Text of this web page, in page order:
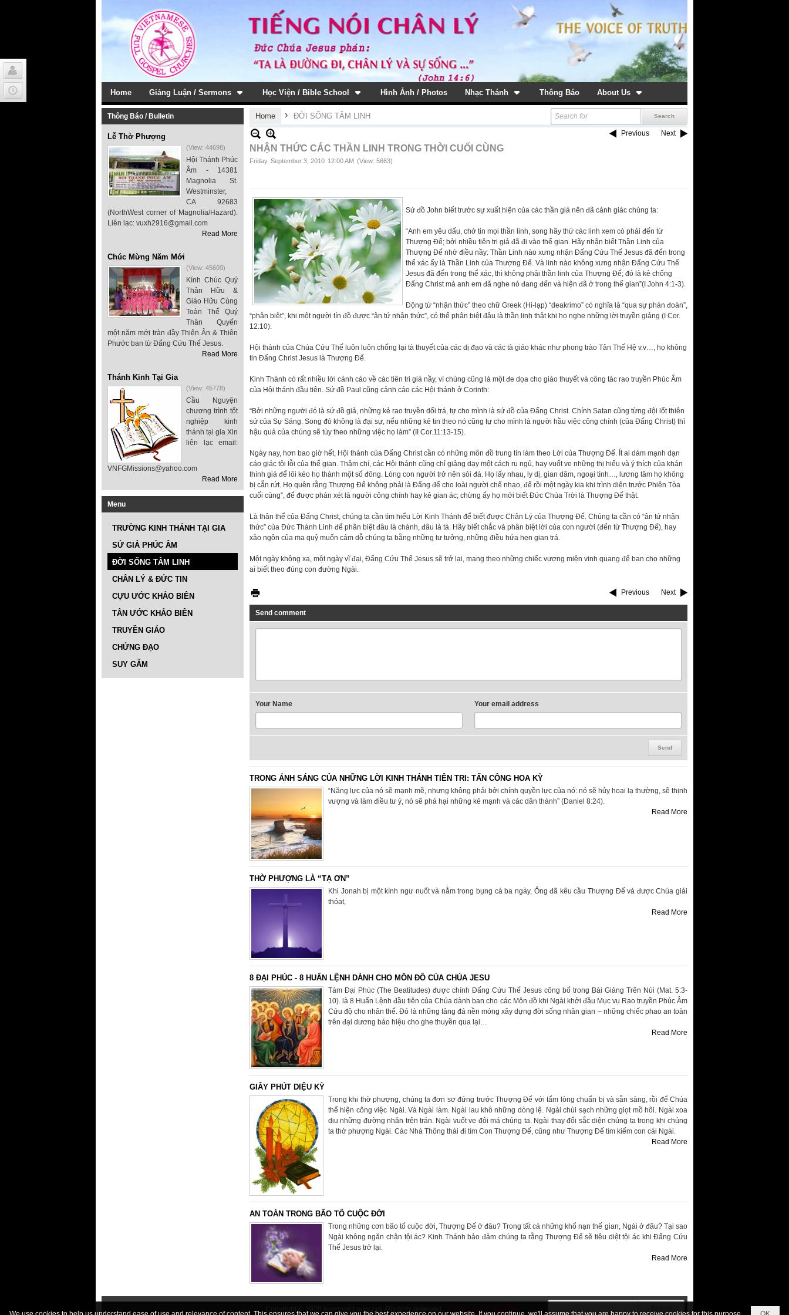
Home Giảng Luận / Sermons Học Viện / Bible School Hình Ảnh / Photos Nhạc Thánh Thông Báo About Us
Thông Báo / Bulletin
Lễ Thờ Phượng
(View: 44698)
Hội Thánh Phúc
Âm - 14381
Magnolia St.
Westminster,
CA 92683
(NorthWest corner of Magnolia/Hazard).
Liên lạc: vuxh2916@gmail.com
Read More
Chúc Mừng Năm Mới
(View: 45609)
Kính Chúc Quý
Thân Hữu &
Giáo Hữu Cùng
Toàn Thể Quý
Thân Quyến
một năm mới tràn đầy Thiên Ân & Thiên
Phước ban từ Đấng Cứu Thế Jesus.
Read More
Thánh Kinh Tại Gia
(View: 45778)
Cầu Nguyện
chương trình tốt
nghiệp kinh
thánh tại gia Xin
liên lạc email:
VNFGMissions@yahoo.com
Read More
Menu
TRƯỜNG KINH THÁNH TẠI GIA
SỨ GIẢ PHÚC ÂM
ĐỜI SỐNG TÂM LINH
CHÂN LÝ & ĐỨC TIN
CỰU ƯỚC KHẢO BIÊN
TÂN ƯỚC KHẢO BIÊN
TRUYỀN GIÁO
CHỨNG ĐẠO
SUY GẪM
Home › ĐỜI SỐNG TÂM LINH
Previous Next
NHẬN THỨC CÁC THẦN LINH TRONG THỜI CUỐI CÙNG
Friday, September 3, 2010 12:00 AM (View: 5663)
Sứ đồ John biết trước sự xuất hiện của các thần giả nên đã cảnh giác chúng ta:
“Anh em yêu dấu, chớ tin mọi thần linh, song hãy thử các linh xem có phải đến từ
Thượng Đế; bởi nhiều tiên tri giả đã đi vào thế gian. Hãy nhận biết Thần Linh của
Thượng Đế nhờ điều nầy: Thần Linh nào xưng nhận Đấng Cứu Thế Jesus đã đến trong
thể xác ấy là Thần Linh của Thượng Đế. Và linh nào không xưng nhận Đấng Cứu Thế
Jesus đã đến trong thể xác, thì không phải thần linh của Thượng Đế; đó là kẻ chống
Đấng Christ mà anh em đã nghe nó đang đến và hiện đã ở trong thế gian”(I John 4:1-3).
Động từ “nhận thức” theo chữ Greek (Hi-lạp) “deakrimo” có nghĩa là “qua sự phán đoán”,
“phân biệt”, khi một người tín đồ được “ân tứ nhận thức”, có thể phân biệt đâu là thần linh thật khi họ nghe những lời truyền giảng (I Cor.
12:10).
Hội thánh của Chúa Cứu Thế luôn luôn chống lại tà thuyết của các dị đạo và các tà giáo khác như phong trào Tân Thế Hệ v.v…, họ không
tin Đấng Christ Jesus là Thượng Đế.
Kinh Thánh có rất nhiều lời cảnh cáo về các tiên tri giả nầy, vì chúng cũng là một đe dọa cho giáo thuyết và công tác rao truyền Phúc Âm
của Hội thánh đầu tiên. Sứ đồ Paul cũng cảnh cáo các Hội thánh ở Corinth:
“Bởi những người đó là sứ đồ giả, những kẻ rao truyền dối trá, tự cho mình là sứ đồ của Đấng Christ. Chính Satan cũng từng đội lốt thiên
sứ của Sự Sáng. Song đó không là đại sự, nếu những kẻ tin theo nó cũng tự cho mình là người hầu việc công chính (của Đấng Christ) thì
hậu quả của chúng sẽ tùy theo những việc họ làm” (II Cor.11:13-15).
Ngày nay, hơn bao giờ hết, Hội thánh của Đấng Christ cần có những môn đồ trung tín làm theo Lời của Thượng Đế. Ít ai dám mạnh dạn
cáo giác tội lỗi của thế gian. Thậm chí, các Hội thánh cũng chỉ giảng dạy một cách ru ngủ, hay vuốt ve những thị hiếu và ý thích của khán
thính giả để lôi kéo họ thành một số đông. Lòng con người trở nên sỏi đá. Họ lấy nhau, ly dị, gian dâm, ngoại tình…, lương tâm họ không
bị cắn rứt. Họ quên rằng Thượng Đế không phải là Đấng để cho loài người chế nhạo, để rồi một ngày kia khi trình diện trước Phiên Tòa
cuối cùng”, để được phán xét là người công chính hay kẻ gian ác; chừng ấy họ mới biết Đức Chúa Trời là Thượng Đế thật.
Là thân thể của Đấng Christ, chúng ta cần tìm hiểu Lời Kinh Thánh để biết được Chân Lý của Thượng Đế. Chúng ta cần có “ân tứ nhận
thức” của Đức Thánh Linh để phân biệt đâu là chánh, đâu là tà. Hãy biết chắc và phân biệt lời của con người (đến từ Thượng Đế), hay
xảo ngôn của ma quỷ muốn cám dỗ chúng ta bằng những tư tưởng, những điều hứa hẹn gian trá.
Một ngày không xa, một ngày vĩ đại, Đấng Cứu Thế Jesus sẽ trở lại, mang theo những chiếc vương miện vinh quang để ban cho những
ai biết theo đúng con đường Ngài.
Previous Next
Send comment
Your Name Your email address
TRONG ÁNH SÁNG CỦA NHỮNG LỜI KINH THÁNH TIÊN TRI: TẤN CÔNG HOA KỲ
“Năng lực của nó sẽ mạnh mẽ, nhưng không phải bởi chính quyền lực của nó: nó sẽ hủy hoại lạ thường, sẽ thịnh
vượng và làm điều tư ý, nó sẽ phá hại những kẻ mạnh và các dân thánh” (Daniel 8:24).
Read More
THỜ PHƯỢNG LÀ “TẠ ƠN”
Khi Jonah bị một kình ngư nuốt và nằm trong bụng cá ba ngày, Ông đã kêu cầu Thượng Đế và được Chúa giải
thóat,
Read More
8 ĐẠI PHÚC - 8 HUẤN LỆNH DÀNH CHO MÔN ĐỒ CỦA CHÚA JESU
Tám Đại Phúc (The Beatitudes) được chính Đấng Cứu Thế Jesus công bố trong Bài Giảng Trên Núi (Mat. 5:3-
10). là 8 Huấn Lệnh đầu tiên của Chúa dành ban cho các Môn đồ khi Ngài khởi đầu Mục vụ Rao truyền Phúc Âm
Cứu độ cho nhân thế. Đó là những tảng đá nền móng xây dựng đời sống nhân gian – những chiếc phao an toàn
trên đại dương báo hiệu cho ghe thuyền qua lại…
Read More
GIÂY PHÚT DIỆU KỲ
Trong khi thờ phượng, chúng ta đơn sơ đứng trước Thượng Đế với tấm lòng chuẩn bị và sẵn sàng, rồi để Chúa
thể hiện công việc Ngài. Và Ngài làm. Ngài lau khô những dòng lệ. Ngài chùi sạch những giọt mồ hôi. Ngài xoa
dịu những đường nhăn trên trán. Ngài vuốt ve đôi má chúng ta. Ngài thay đổi sắc diện chúng ta trong khi chúng
ta thờ phượng Ngài. Các Nhà Thông thái đi tìm Con Thượng Đế, cũng như Thượng Đế tìm kiếm con cái Ngài.
Read More
AN TOÀN TRONG BÃO TỐ CUỘC ĐỜI
Trong những cơn bão tố cuộc đời, Thượng Đế ở đâu? Trong tất cả những khổ nạn thế gian, Ngài ở đâu? Tại sao
Ngài không ngăn chận tội ác? Kinh Thánh bảo đảm chúng ta rằng Thượng Đế sẽ tiêu diệt tội ác khi Đấng Cứu
Thế Jesus trở lại.
Read More
Copyright © 2026 tiengnoichanly.org All rights reserved